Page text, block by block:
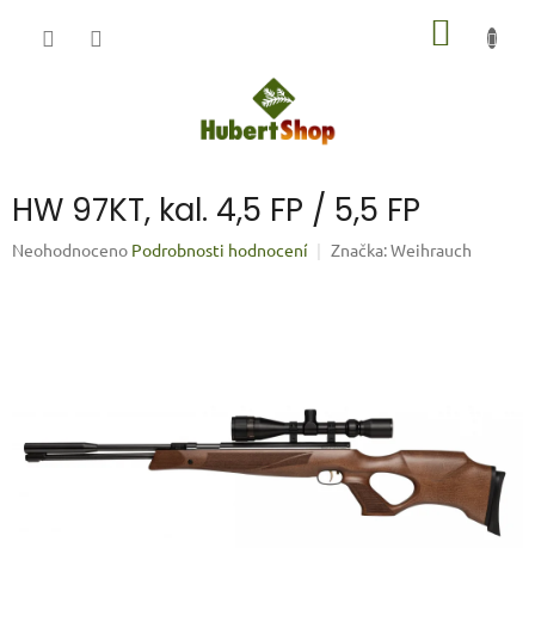
HW 97KT, kal. 4,5 FP / 5,5 FP
Průměrné
Neohodnoceno Podrobnosti hodnocení Značka:Weihrauch